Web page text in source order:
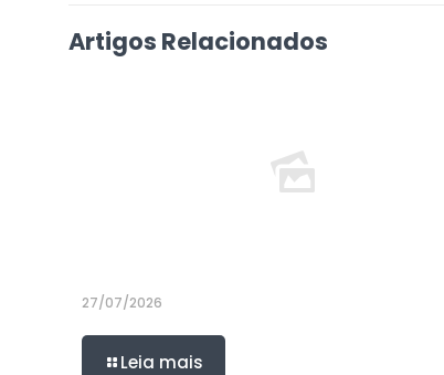
Artigos Relacionados
27/07/2026
Leia mais